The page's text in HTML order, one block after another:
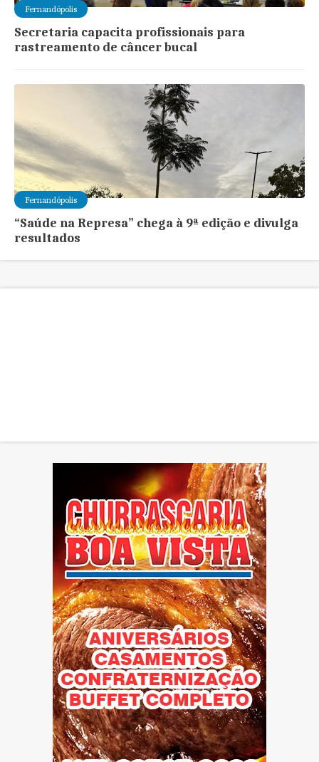
Fernandópolis
Secretaria capacita profissionais para
rastreamento de câncer bucal
Fernandópolis
“Saúde na Represa” chega à 9ª edição e divulga
resultados